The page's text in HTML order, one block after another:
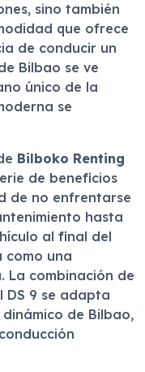
sino también
que ofrece
de conducir un
Bilbao se ve
único de la
se
Bilboko Renting
de beneficios
de no enfrentarse
hasta
al final del
como una
combinación de
9 se adapta
de Bilbao,